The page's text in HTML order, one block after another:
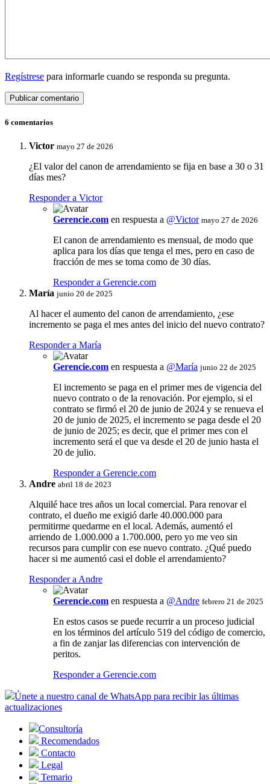
Regístrese para informarle cuando se responda su pregunta.
6 comentarios
Victor mayo 27 de 2026
¿El valor del canon de arrendamiento se fija en base a 30 o 31
días mes?
Responder a Victor
Gerencie.com en respuesta a @Victor mayo 27 de 2026
El canon de arrendamiento es mensual, de modo que
aplica para los días que tenga el mes, pero en caso de
fracción de mes se toma como de 30 días.
Responder a Gerencie.com
María junio 20 de 2025
Al hacer el aumento del canon de arrendamiento, ¿ese
incremento se paga el mes antes del inicio del nuevo contrato?
Responder a María
Gerencie.com en respuesta a @María junio 22 de 2025
El incremento se paga en el primer mes de vigencia del
nuevo contrato o de la renovación. Por ejemplo, si el
contrato se firmó el 20 de junio de 2024 y se renueva el
20 de junio de 2025, el incremento se paga desde el 20
de junio de 2025; es decir, que el primer mes con el
incremento será el que va desde el 20 de junio hasta el
20 de julio.
Responder a Gerencie.com
Andre abril 18 de 2023
Alquilé hace tres años un local comercial. Para renovar el
contrato, el dueño me exigió darle 40.000.000 para
permitirme quedarme en el local. Además, aumentó el
arriendo de 1.000.000 a 1.700.000, pero yo me veo sin
recursos para cumplir con ese nuevo contrato. ¿Qué puedo
hacer si me aumentó casi el doble el arrendamiento?
Responder a Andre
Gerencie.com en respuesta a @Andre febrero 21 de 2025
En estos casos se puede recurrir a un proceso judicial
en los términos del artículo 519 del código de comercio,
a fin de zanjar las diferencias con intervención de
peritos.
Responder a Gerencie.com
Únete a nuestro canal de WhatsApp para recibir las últimas
actualizaciones
Consultoría
Recomendados
Contacto
Legal
Temario